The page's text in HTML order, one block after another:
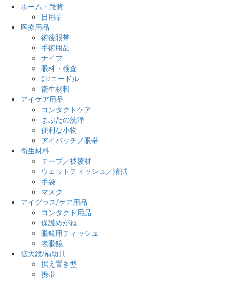
ホーム・雑貨
日用品
医療用品
術後眼帯
手術用品
ナイフ
眼科・検査
針/ニードル
衛生材料
アイケア用品
コンタクトケア
まぶたの洗浄
便利な小物
アイパッチ／眼帯
衛生材料
テープ／被覆材
ウェットティッシュ／清拭
手袋
マスク
アイグラス/ケア用品
コンタクト用品
保護めがね
眼鏡用ティッシュ
老眼鏡
拡大鏡/補助具
据え置き型
携帯